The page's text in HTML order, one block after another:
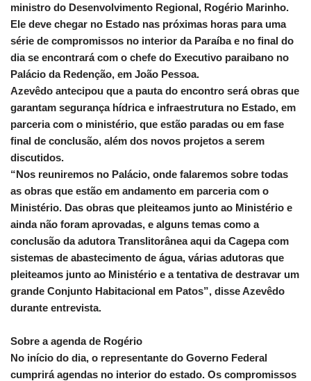
ministro do Desenvolvimento Regional, Rogério Marinho.
Ele deve chegar no Estado nas próximas horas para uma
série de compromissos no interior da Paraíba e no final do
dia se encontrará com o chefe do Executivo paraibano no
Palácio da Redenção, em João Pessoa.
Azevêdo antecipou que a pauta do encontro será obras que
garantam segurança hídrica e infraestrutura no Estado, em
parceria com o ministério, que estão paradas ou em fase
final de conclusão, além dos novos projetos a serem
discutidos.
“Nos reuniremos no Palácio, onde falaremos sobre todas
as obras que estão em andamento em parceria com o
Ministério. Das obras que pleiteamos junto ao Ministério e
ainda não foram aprovadas, e alguns temas como a
conclusão da adutora Translitorânea aqui da Cagepa com
sistemas de abastecimento de água, várias adutoras que
pleiteamos junto ao Ministério e a tentativa de destravar um
grande Conjunto Habitacional em Patos”, disse Azevêdo
durante entrevista.
Sobre a agenda de Rogério
No início do dia, o representante do Governo Federal
cumprirá agendas no interior do estado. Os compromissos